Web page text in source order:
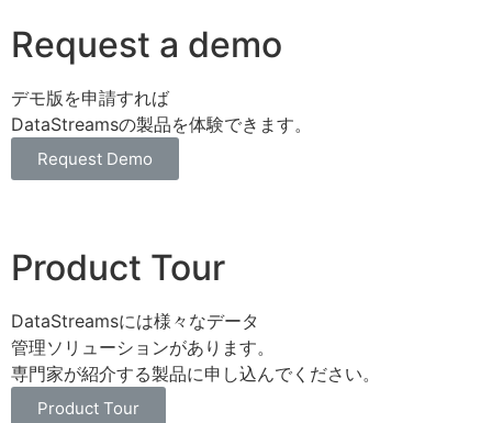
Request a demo
デモ版を申請すれば
DataStreamsの製品を体験できます。
Request Demo
Product Tour
DataStreamsには様々なデータ
管理ソリューションがあります。
専門家が紹介する製品に申し込んでください。
Product Tour